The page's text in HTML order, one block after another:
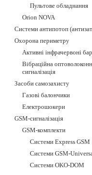
Пультове обладнання
Orion NOVA
Системи антипотоп
Охорона периметру
Активні інфрачервоні
Вібраційна
сигналізація
Засоби самозахисту
Газові балончики
Електрошокери
GSM-сигналізація
GSM-комплекти
Системи Express GSM
Системи GSM-
Системи OKO-DOM